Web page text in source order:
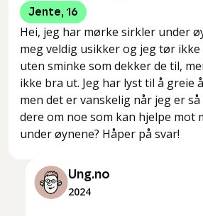
Jente, 16
Hei, jeg har mørke sirkler under
meg veldig usikker og jeg tør
uten sminke som dekker de til,
ikke bra ut. Jeg har lyst til å greie
men det er vanskelig når jeg er
dere om noe som kan hjelpe mot
under øynene? Håper på svar!
Ung.no
2024